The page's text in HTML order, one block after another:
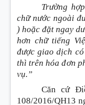
Trường
chữ nước ngoài
) hoặc đặt ngay
hơn chữ tiếng
được giao dịch
thì trên hóa đơn
vụ.”
Căn cứ
108/2016/QH13